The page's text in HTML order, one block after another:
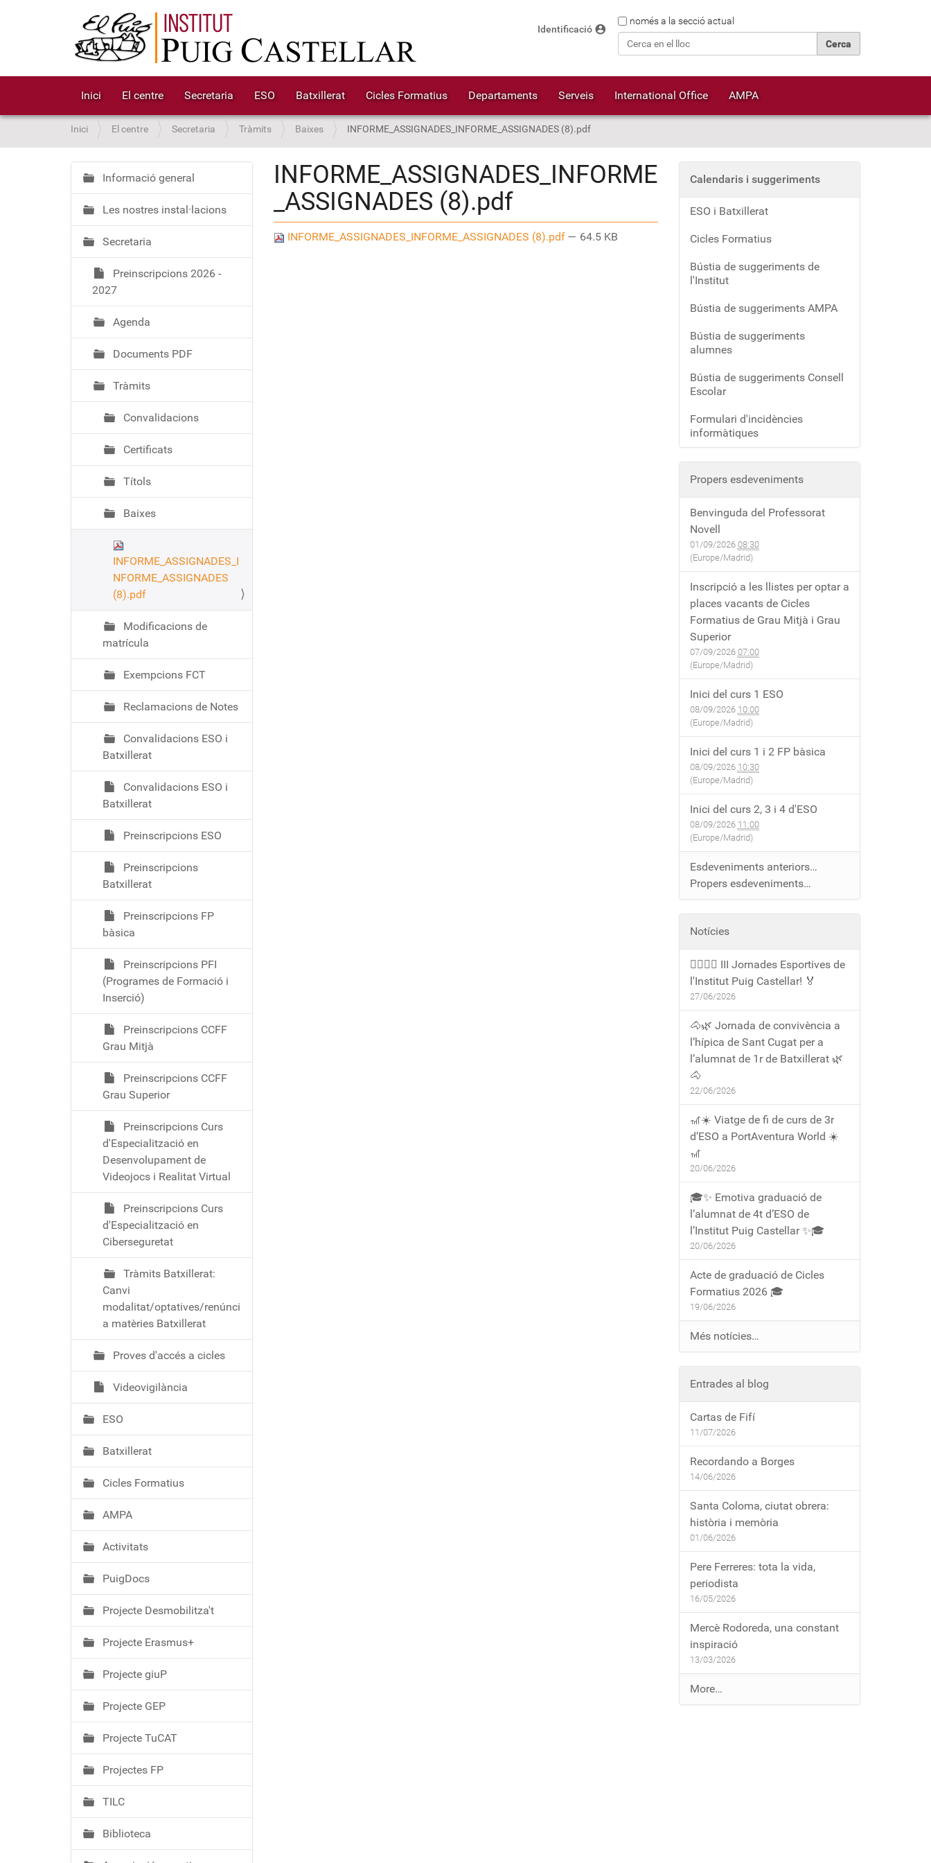
Cercanomés a la secció actual
Identificació account_circle
Inici El centre Secretaria ESO Batxillerat Cicles Formatius Departaments Serveis International Office AMPA
S
o
u
:
Inici El centre Secretaria Tràmits Baixes INFORME_ASSIGNADES_INFORME_ASSIGNADES (8).pdf
INFORME_ASSIGNADES_INFORME
_ASSIGNADES (8).pdf
INFORME_ASSIGNADES_INFORME_ASSIGNADES (8).pdf — 64.5 KB
N
a
v
e
g
a
Informació general
Les nostres instal·lacions
Secretaria
Preinscripcions 2026 -
2027
Agenda
Documents PDF
Tràmits
Convalidacions
Certificats
Títols
Baixes
INFORME_ASSIGNADES_I
NFORME_ASSIGNADES
(8).pdf
Modificacions de
matrícula
Exempcions FCT
Reclamacions de Notes
Convalidacions ESO i
Batxillerat
Convalidacions ESO i
Batxillerat
Preinscripcions ESO
Preinscripcions
Batxillerat
Preinscripcions FP
bàsica
Preinscripcions PFI
(Programes de Formació i
Inserció)
Preinscripcions CCFF
Grau Mitjà
Preinscripcions CCFF
Grau Superior
Preinscripcions Curs
d'Especialització en
Desenvolupament de
Videojocs i Realitat Virtual
Preinscripcions Curs
d'Especialització en
Ciberseguretat
Tràmits Batxillerat:
Canvi
modalitat/optatives/renúnci
a matèries Batxillerat
Proves d'accés a cicles
Videovigilància
ESO
Batxillerat
Cicles Formatius
AMPA
Activitats
PuigDocs
Projecte Desmobilitza't
Projecte Erasmus+
Projecte giuP
Projecte GEP
Projecte TuCAT
Projectes FP
TILC
Biblioteca
Calendaris i suggeriments
ESO i Batxillerat
Cicles Formatius
Bústia de suggeriments de
l'Institut
Bústia de suggeriments AMPA
Bústia de suggeriments
alumnes
Bústia de suggeriments Consell
Escolar
Formulari d'incidències
informàtiques
Propers esdeveniments
Benvinguda del Professorat
Novell
01/09/2026 08:30
(Europe/Madrid)
Inscripció a les llistes per optar a
places vacants de Cicles
Formatius de Grau Mitjà i Grau
Superior
07/09/2026 07:00
(Europe/Madrid)
Inici del curs 1 ESO
08/09/2026 10:00
(Europe/Madrid)
Inici del curs 1 i 2 FP bàsica
08/09/2026 10:30
(Europe/Madrid)
Inici del curs 2, 3 i 4 d'ESO
08/09/2026 11:00
(Europe/Madrid)
Esdeveniments anteriors…
Propers esdeveniments…
Notícies
🏃‍♀️🏃‍♂️ III Jornades Esportives de
l'Institut Puig Castellar! 🏅
27/06/2026
🐴🌿 Jornada de convivència a
l’hípica de Sant Cugat per a
l’alumnat de 1r de Batxillerat 🌿
🐴
22/06/2026
🎢☀️ Viatge de fi de curs de 3r
d’ESO a PortAventura World ☀️
🎢
20/06/2026
🎓✨ Emotiva graduació de
l’alumnat de 4t d’ESO de
l’Institut Puig Castellar ✨🎓
20/06/2026
Acte de graduació de Cicles
Formatius 2026 🎓
19/06/2026
Més notícies…
Entrades al blog
Cartas de Fifí
11/07/2026
Recordando a Borges
14/06/2026
Santa Coloma, ciutat obrera:
història i memòria
01/06/2026
Pere Ferreres: tota la vida,
periodista
16/05/2026
Mercè Rodoreda, una constant
inspiració
13/03/2026
E
n
More…